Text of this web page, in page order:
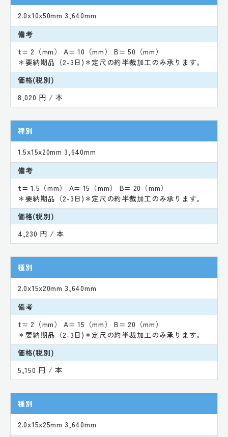
2.0x10x50mm 3,640mm
備考
t= 2（mm） A= 10（mm） B= 50（mm）
＊要納期品（2-3日)＊定尺の約半裁加工のみ承ります。
価格(税別)
8,020 円 / 本
種別
1.5x15x20mm 3,640mm
備考
t= 1.5（mm） A= 15（mm） B= 20（mm）
＊要納期品（2-3日)＊定尺の約半裁加工のみ承ります。
価格(税別)
4,230 円 / 本
種別
2.0x15x20mm 3,640mm
備考
t= 2（mm） A= 15（mm） B= 20（mm）
＊要納期品（2-3日)＊定尺の約半裁加工のみ承ります。
価格(税別)
5,150 円 / 本
種別
2.0x15x25mm 3,640mm